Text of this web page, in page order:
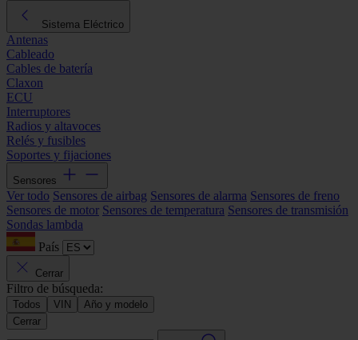
Sistema Eléctrico
Antenas
Cableado
Cables de batería
Claxon
ECU
Interruptores
Radios y altavoces
Relés y fusibles
Soportes y fijaciones
Sensores
Ver todo Sensores de airbag Sensores de alarma Sensores de freno
Sensores de motor Sensores de temperatura Sensores de transmisión
Sondas lambda
País
Cerrar
Filtro de búsqueda:
Todos VIN
Año y modelo
Cerrar